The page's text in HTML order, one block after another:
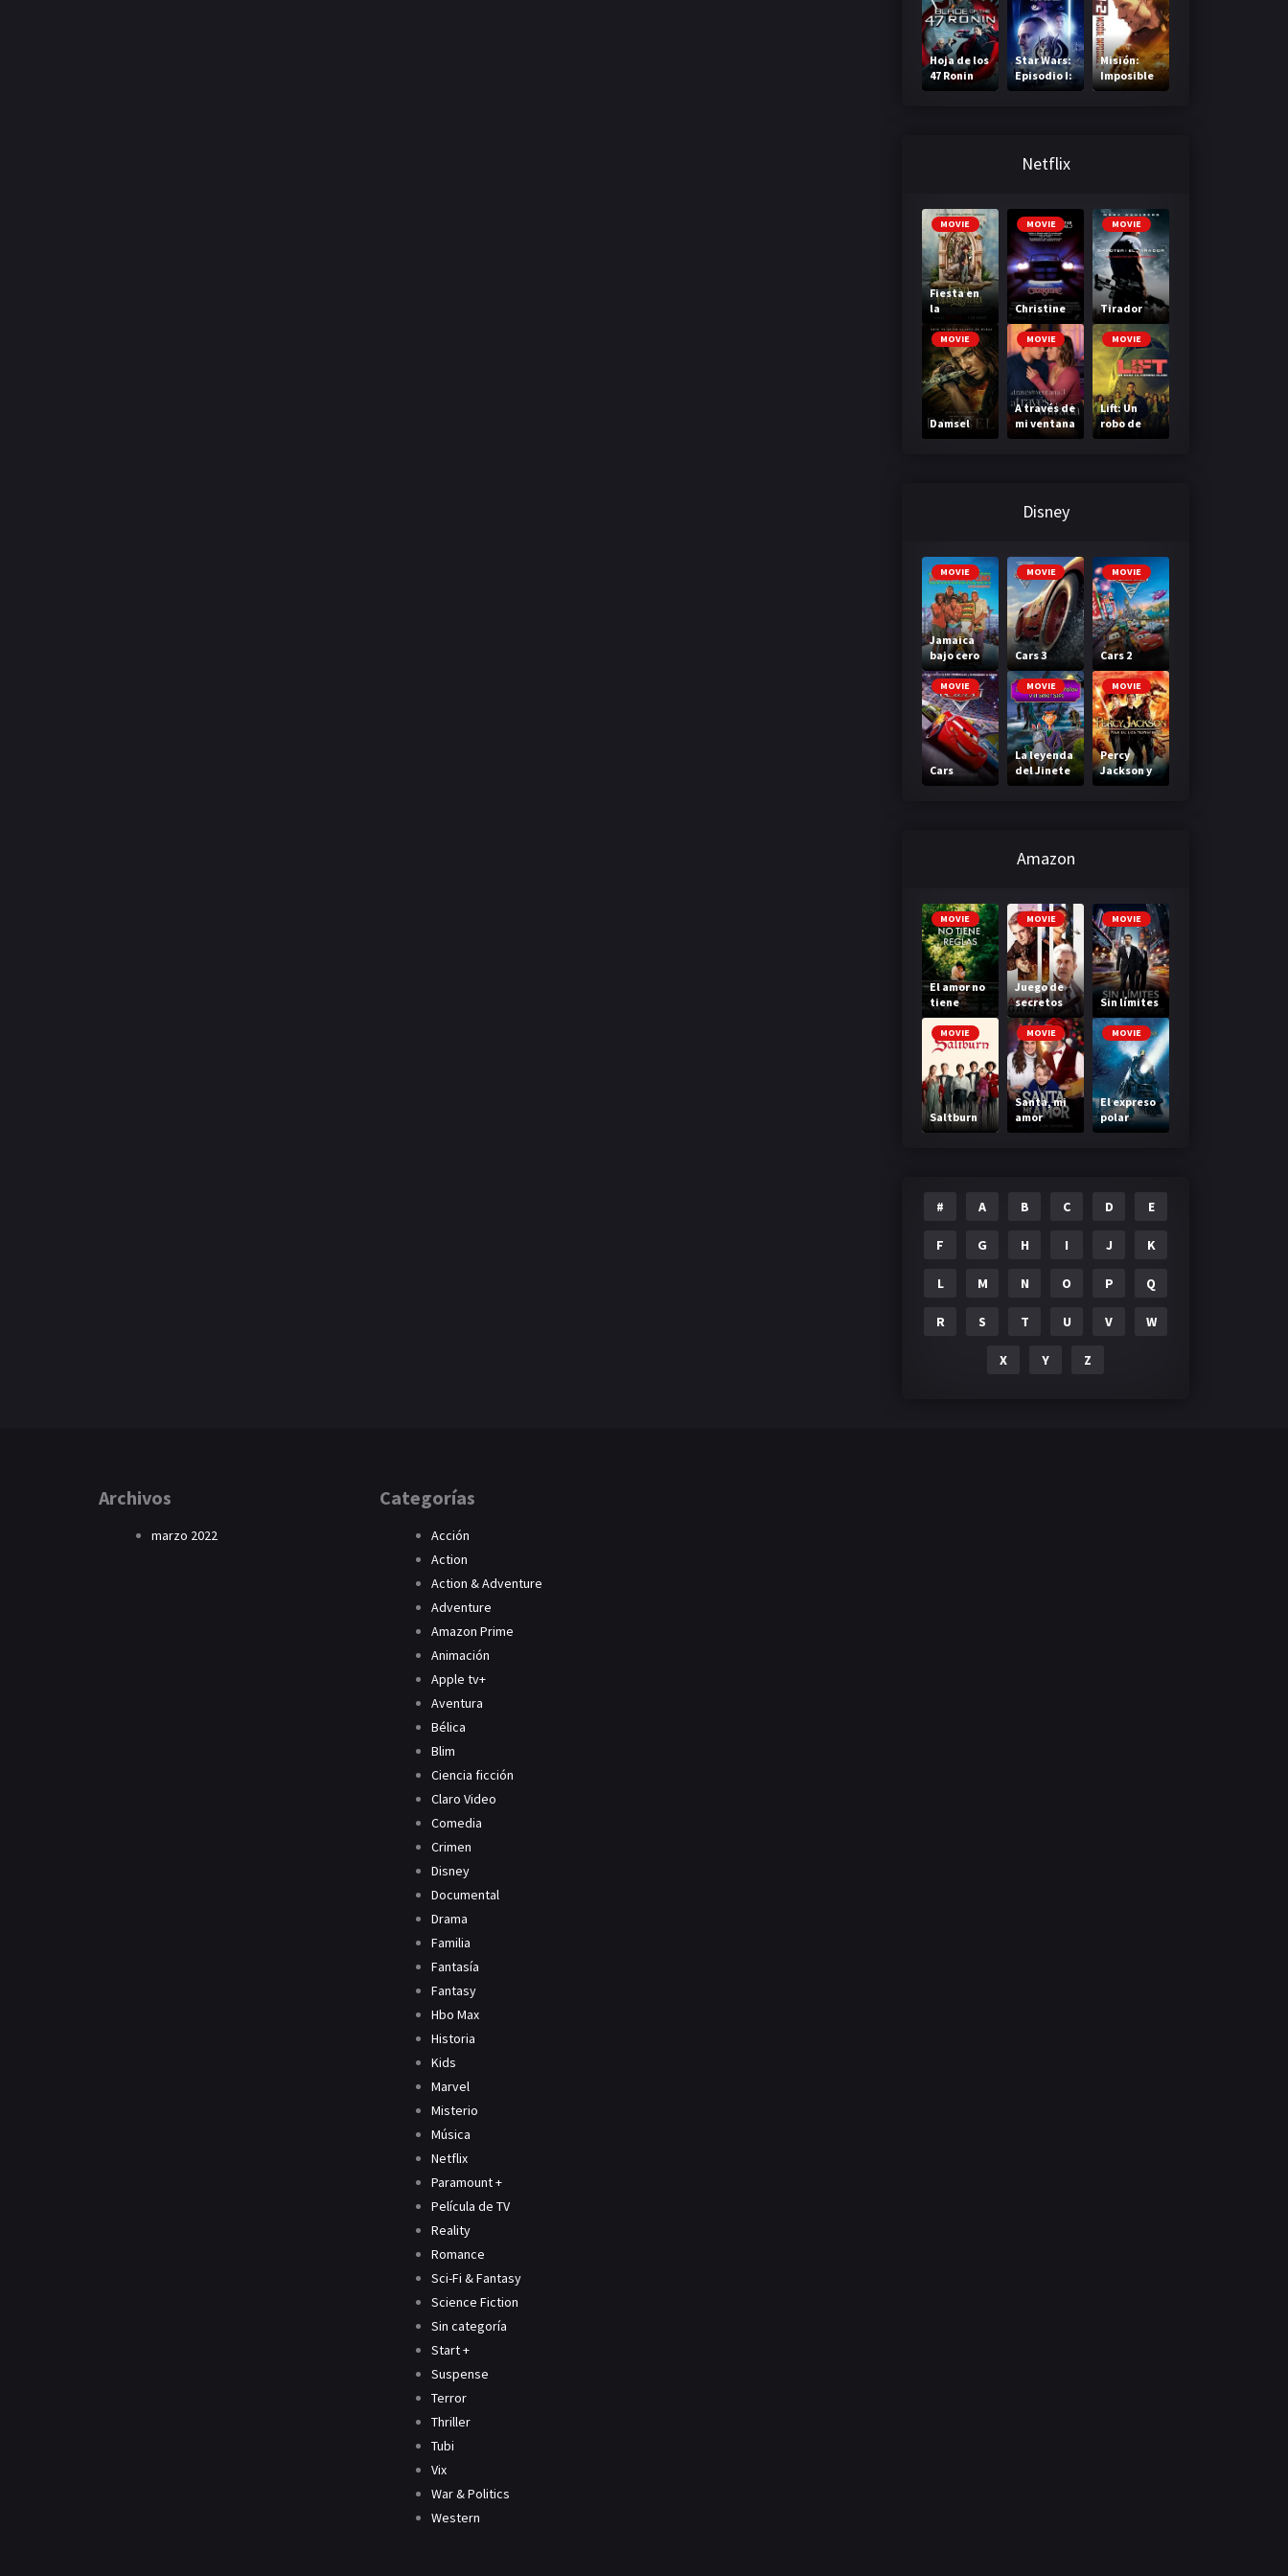
Pope’s
Exorcist)
Hoja de los
47 Ronin
Star Wars:
Episodio I:
La
Misión:
Imposible
2
Netflix
MOVIE
Fiesta en
la
Madriguer
a
MOVIE
Christine
MOVIE
Tirador
MOVIE
Damsel
MOVIE
A través de
mi ventana
3: A través
MOVIE
Lift: Un
robo de
primera
Disney
MOVIE
Jamaica
bajo cero
MOVIE
Cars 3
MOVIE
Cars 2
MOVIE
Cars
MOVIE
La leyenda
del Jinete
sin cabeza
MOVIE
Percy
Jackson y
el mar de
Amazon
MOVIE
El amor no
tiene
reglas
MOVIE
Juego de
secretos
MOVIE
Sin límites
MOVIE
Saltburn
MOVIE
Santa, mi
amor
MOVIE
El expreso
polar
# A B C D E
F G H I J K
L M N O P Q
R S T U V W
X Y Z
Archivos
marzo 2022
Categorías
Acción
Action
Action & Adventure
Adventure
Amazon Prime
Animación
Apple tv+
Aventura
Bélica
Blim
Ciencia ficción
Claro Video
Comedia
Crimen
Disney
Documental
Drama
Familia
Fantasía
Fantasy
Hbo Max
Historia
Kids
Marvel
Misterio
Música
Netflix
Paramount +
Película de TV
Reality
Romance
Sci-Fi & Fantasy
Science Fiction
Sin categoría
Start +
Suspense
Terror
Thriller
Tubi
Vix
War & Politics
Western